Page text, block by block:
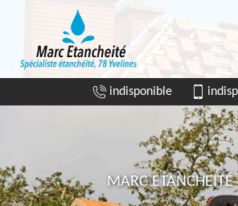
indisponible
MARC ETANCHEITÉ